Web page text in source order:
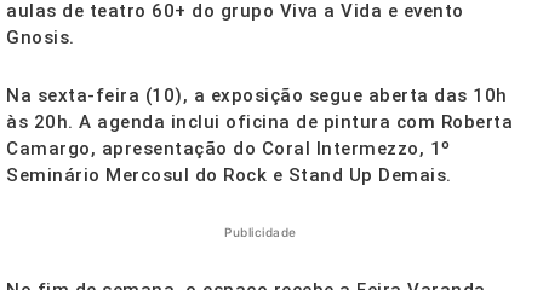
aulas de teatro 60+ do grupo Viva a Vida e evento
Gnosis.
Na sexta-feira (10), a exposição segue aberta das 10h
às 20h. A agenda inclui oficina de pintura com Roberta
Camargo, apresentação do Coral Intermezzo, 1º
Seminário Mercosul do Rock e Stand Up Demais.
Publicidade